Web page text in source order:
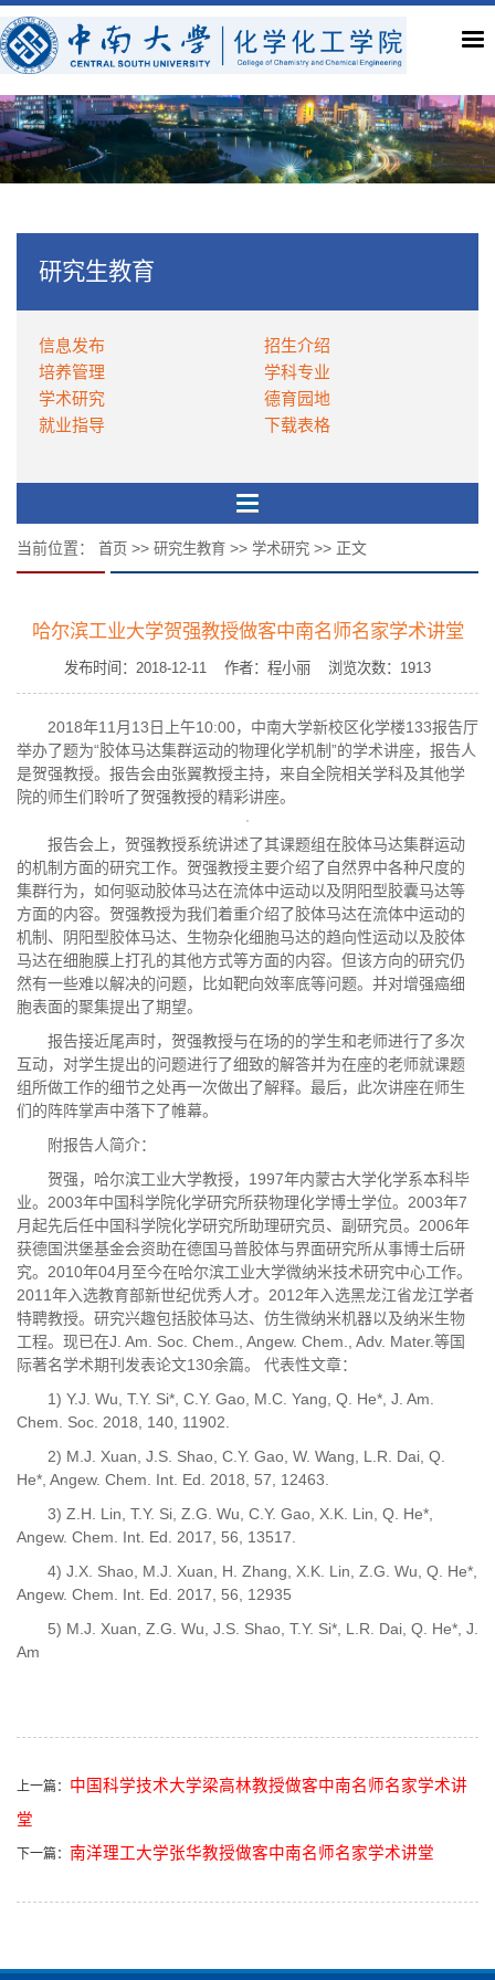
研究生教育
信息发布
招生介绍
培养管理
学科专业
学术研究
德育园地
就业指导
下载表格
当前位置： 首页 >> 研究生教育 >> 学术研究 >> 正文
哈尔滨工业大学贺强教授做客中南名师名家学术讲堂
发布时间：2018-12-11 作者：程小丽 浏览次数： 1913
2018年11月13日上午10:00，中南大学新校区化学楼133报告厅
举办了题为“胶体马达集群运动的物理化学机制”的学术讲座，报告人
是贺强教授。报告会由张翼教授主持，来自全院相关学科及其他学
院的师生们聆听了贺强教授的精彩讲座。
报告会上，贺强教授系统讲述了其课题组在胶体马达集群运动
的机制方面的研究工作。贺强教授主要介绍了自然界中各种尺度的
集群行为，如何驱动胶体马达在流体中运动以及阴阳型胶囊马达等
方面的内容。贺强教授为我们着重介绍了胶体马达在流体中运动的
机制、阴阳型胶体马达、生物杂化细胞马达的趋向性运动以及胶体
马达在细胞膜上打孔的其他方式等方面的内容。但该方向的研究仍
然有一些难以解决的问题，比如靶向效率底等问题。并对增强癌细
胞表面的聚集提出了期望。
报告接近尾声时，贺强教授与在场的的学生和老师进行了多次
互动，对学生提出的问题进行了细致的解答并为在座的老师就课题
组所做工作的细节之处再一次做出了解释。最后，此次讲座在师生
们的阵阵掌声中落下了帷幕。
附报告人简介：
贺强，哈尔滨工业大学教授，1997年内蒙古大学化学系本科毕
业。2003年中国科学院化学研究所获物理化学博士学位。2003年7
月起先后任中国科学院化学研究所助理研究员、副研究员。2006年
获德国洪堡基金会资助在德国马普胶体与界面研究所从事博士后研
究。2010年04月至今在哈尔滨工业大学微纳米技术研究中心工作。
2011年入选教育部新世纪优秀人才。2012年入选黑龙江省龙江学者
特聘教授。研究兴趣包括胶体马达、仿生微纳米机器以及纳米生物
工程。现已在J. Am. Soc. Chem., Angew. Chem., Adv. Mater.等国
际著名学术期刊发表论文130余篇。 代表性文章：
1) Y.J. Wu, T.Y. Si*, C.Y. Gao, M.C. Yang, Q. He*, J. Am.
Chem. Soc. 2018, 140, 11902.
2) M.J. Xuan, J.S. Shao, C.Y. Gao, W. Wang, L.R. Dai, Q.
He*, Angew. Chem. Int. Ed. 2018, 57, 12463.
3) Z.H. Lin, T.Y. Si, Z.G. Wu, C.Y. Gao, X.K. Lin, Q. He*,
Angew. Chem. Int. Ed. 2017, 56, 13517.
4) J.X. Shao, M.J. Xuan, H. Zhang, X.K. Lin, Z.G. Wu, Q. He*,
Angew. Chem. Int. Ed. 2017, 56, 12935
5) M.J. Xuan, Z.G. Wu, J.S. Shao, T.Y. Si*, L.R. Dai, Q. He*, J.
Am
上一篇： 中国科学技术大学梁高林教授做客中南名师名家学术讲
堂
下一篇： 南洋理工大学张华教授做客中南名师名家学术讲堂